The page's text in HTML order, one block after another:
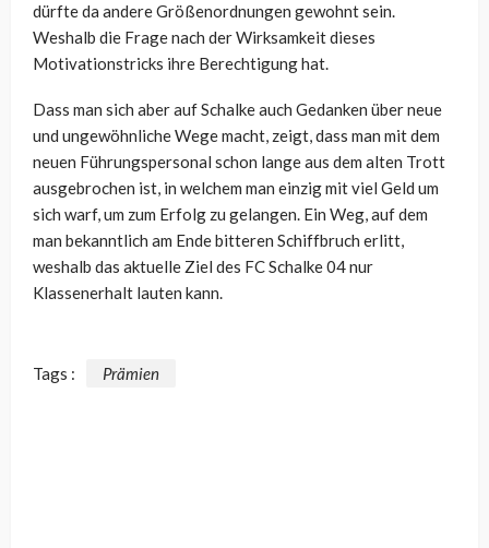
dürfte da andere Größenordnungen gewohnt sein.
Weshalb die Frage nach der Wirksamkeit dieses
Motivationstricks ihre Berechtigung hat.
Dass man sich aber auf Schalke auch Gedanken über neue
und ungewöhnliche Wege macht, zeigt, dass man mit dem
neuen Führungspersonal schon lange aus dem alten Trott
ausgebrochen ist, in welchem man einzig mit viel Geld um
sich warf, um zum Erfolg zu gelangen. Ein Weg, auf dem
man bekanntlich am Ende bitteren Schiffbruch erlitt,
weshalb das aktuelle Ziel des FC Schalke 04 nur
Klassenerhalt lauten kann.
Tags : Prämien